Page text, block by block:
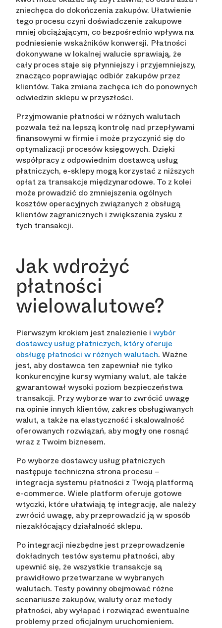
zniechęca do dokończenia zakupów. Ułatwienie
tego procesu czyni doświadczenie zakupowe
mniej obciążającym, co bezpośrednio wpływa na
podniesienie wskaźników konwersji. Płatności
dokonywane w lokalnej walucie sprawiają, że
cały proces staje się płynniejszy i przyjemniejszy,
znacząco poprawiając odbiór zakupów przez
klientów. Taka zmiana zachęca ich do ponownych
odwiedzin sklepu w przyszłości.
Przyjmowanie płatności w różnych walutach
pozwala też na lepszą kontrolę nad przepływami
finansowymi w firmie i może przyczynić się do
optymalizacji procesów księgowych. Dzięki
współpracy z odpowiednim dostawcą usług
płatniczych, e-sklepy mogą korzystać z niższych
opłat za transakcje międzynarodowe. To z kolei
może prowadzić do zmniejszenia ogólnych
kosztów operacyjnych związanych z obsługą
klientów zagranicznych i zwiększenia zysku z
tych transakcji.
Jak wdrożyć
płatności
wielowalutowe?
Pierwszym krokiem jest znalezienie i wybór
dostawcy usług płatniczych, który oferuje
obsługę płatności w różnych walutach. Ważne
jest, aby dostawca ten zapewniał nie tylko
konkurencyjne kursy wymiany walut, ale także
gwarantował wysoki poziom bezpieczeństwa
transakcji. Przy wyborze warto zwrócić uwagę
na opinie innych klientów, zakres obsługiwanych
walut, a także na elastyczność i skalowalność
oferowanych rozwiązań, aby mogły one rosnąć
wraz z Twoim biznesem.
Po wyborze dostawcy usług płatniczych
następuje techniczna strona procesu –
integracja systemu płatności z Twoją platformą
e-commerce. Wiele platform oferuje gotowe
wtyczki, które ułatwiają tę integrację, ale należy
zwrócić uwagę, aby przeprowadzić ją w sposób
niezakłócający działalność sklepu.
Po integracji niezbędne jest przeprowadzenie
dokładnych testów systemu płatności, aby
upewnić się, że wszystkie transakcje są
prawidłowo przetwarzane w wybranych
walutach. Testy powinny obejmować różne
scenariusze zakupów, waluty oraz metody
płatności, aby wyłapać i rozwiązać ewentualne
problemy przed oficjalnym uruchomieniem.